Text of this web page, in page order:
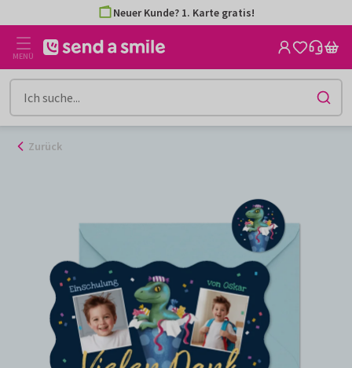
Inhalt
gehen
Neuer Kunde? 1. Karte gratis!
MENÜ
Zurück